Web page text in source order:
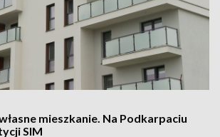
mieszkanie. Na Podkarpaciu
SIM